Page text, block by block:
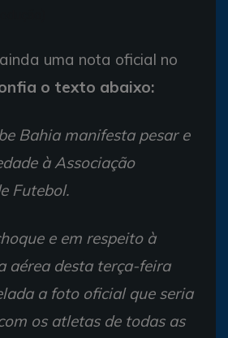
uma nota oficial no
o texto abaixo:
Bahia manifesta pesar e
à Associação
Futebol.
e em respeito à
aérea desta terça-feira
a foto oficial que seria
os atletas de todas as